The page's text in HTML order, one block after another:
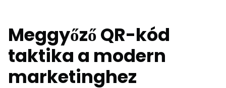
Meggyőző QR-kód
taktika a modern
marketinghez